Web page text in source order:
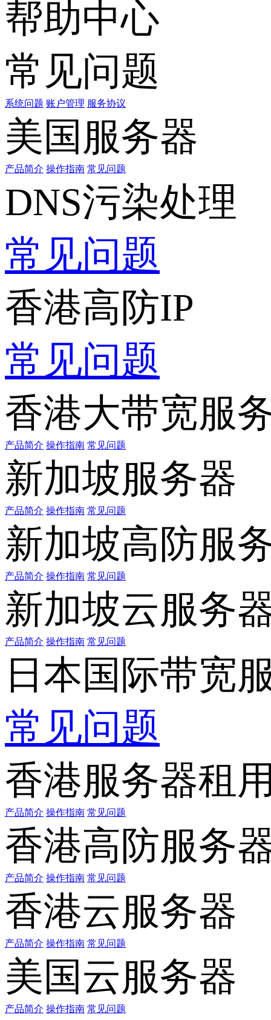
帮助中心
常见问题
系统问题 账户管理 服务协议
美国服务器
产品简介 操作指南 常见问题
DNS污染处理
常见问题
香港高防IP
常见问题
香港大带宽服
产品简介 操作指南 常见问题
新加坡服务器
产品简介 操作指南 常见问题
新加坡高防服
产品简介 操作指南 常见问题
新加坡云服务
产品简介 操作指南 常见问题
日本国际带宽
常见问题
香港服务器租
产品简介 操作指南 常见问题
香港高防服务
产品简介 操作指南 常见问题
香港云服务器
产品简介 操作指南 常见问题
美国云服务器
产品简介 操作指南 常见问题